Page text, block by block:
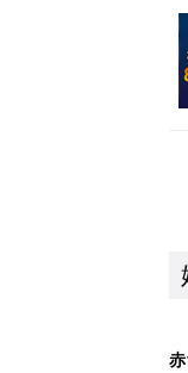
ら